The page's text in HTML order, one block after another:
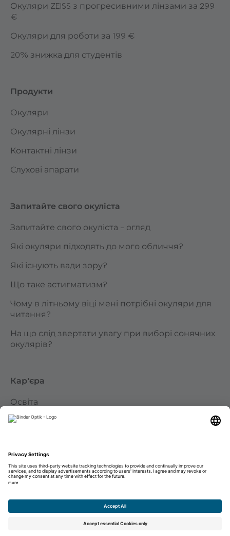
Окуляри ZEISS з прогресивними лінзами за 299
€
Окуляри для роботи за 199 €
20% знижка для студентів
Продукти
Окуляри
Окулярні лінзи
Контактні лінзи
Слухові апарати
Запитайте свого окуліста
Запитайте свого окуліста – огляд
Які окуляри підходять до мого обличчя?
Які існують вади зору?
Що таке астигматизм?
Чому в літньому віці мені потрібні окуляри для
читання?
На що слід звертати увагу при виборі сонячних
окулярів?
Кар'єра
Освіта
Кар’єра
Захист даних